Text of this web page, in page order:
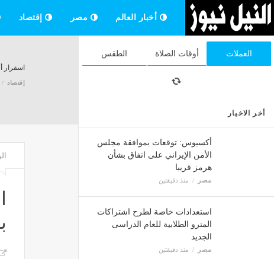
أخبار العالم مصر إقتصاد
العملات أوقات الصلاة الطقس
أخر الاخبار
أكسيوس: توقعات بموافقة مجلس
الأمن الإيراني على اتفاق بشأن
هرمز قريبا
مصر منذ دقيقتين
استعدادات خاصة لطرح اشتراكات
المترو الطلابية للعام الدراسى
الجديد
مصر منذ دقيقتين
اسقرار
إقتصاد
وزير